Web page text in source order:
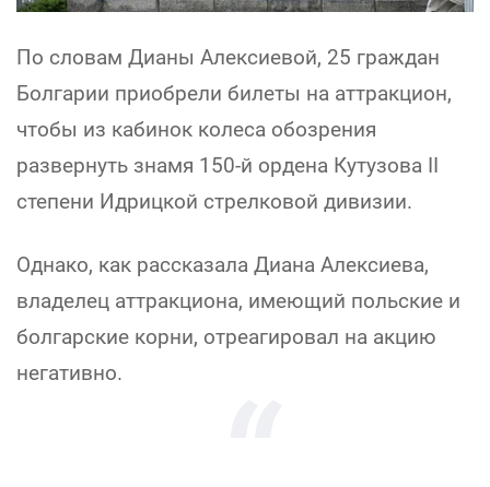
По словам Дианы Алексиевой, 25 граждан
Болгарии приобрели билеты на аттракцион,
чтобы из кабинок колеса обозрения
развернуть знамя 150-й ордена Кутузова II
степени Идрицкой стрелковой дивизии.
Однако, как рассказала Диана Алексиева,
владелец аттракциона, имеющий польские и
болгарские корни, отреагировал на акцию
негативно.